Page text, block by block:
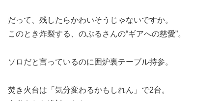
だって、残したらかわいそうじゃないですか。
このとき炸裂する、のぶるさんの“ギアへの慈愛”。
ソロだと言っているのに囲炉裏テーブル持参。
焚き火台は「気分変わるかもしれん」で2台。